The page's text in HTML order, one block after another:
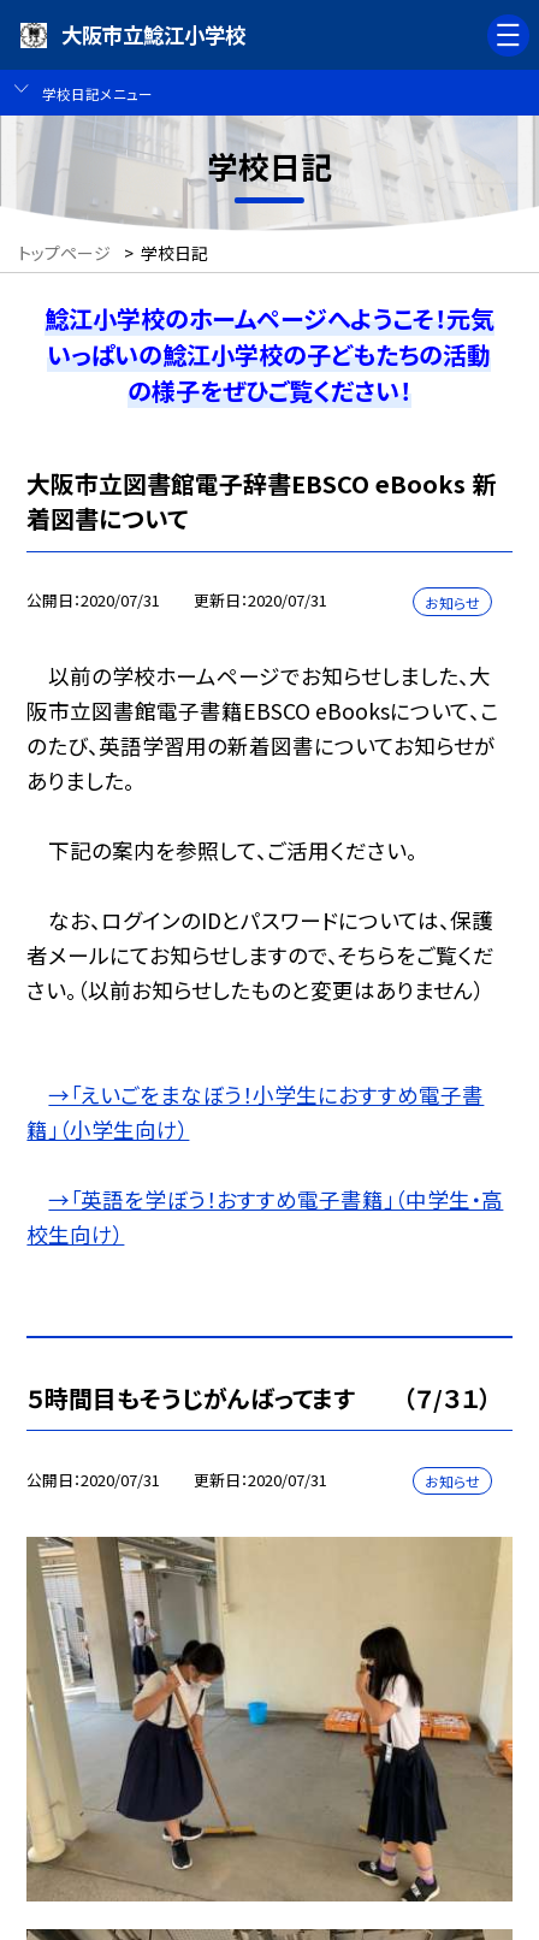
大阪市立鯰江小学校
学校日記メニュー
学校日記
トップページ > 学校日記
鯰江小学校のホームページへようこそ！元気
いっぱいの鯰江小学校の子どもたちの活動
の様子をぜひご覧ください！
大阪市立図書館電子辞書EBSCO eBooks 新
着図書について
公開日 2020/07/31 更新日 2020/07/31 お知らせ
以前の学校ホームページでお知らせしました、大
阪市立図書館電子書籍EBSCO eBooksについて、こ
のたび、英語学習用の新着図書についてお知らせが
ありました。
下記の案内を参照して、ご活用ください。
なお、ログインのIDとパスワードについては、保護
者メールにてお知らせしますので、そちらをご覧くだ
さい。（以前お知らせしたものと変更はありません）
→「えいごをまなぼう！小学生におすすめ電子書
籍」（小学生向け）
→「英語を学ぼう！おすすめ電子書籍」（中学生・高
校生向け）
５時間目もそうじがんばってます （７/３１）
公開日 2020/07/31 更新日 2020/07/31 お知らせ